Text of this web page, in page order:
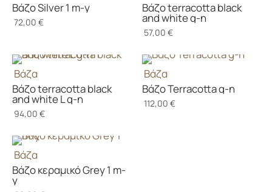
Βάζο Silver 1 m-y
72,00 €
Βάζο terracotta black
and white g-n
57,00 €
Βάζα
Βάζο terracotta black
and white L g-n
94,00 €
Βάζα
Βάζο Terracotta g-n
112,00 €
Βάζα
Βάζο κεραμικό Grey 1 m-
y